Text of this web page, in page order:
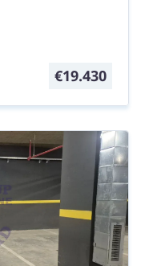
€19.430